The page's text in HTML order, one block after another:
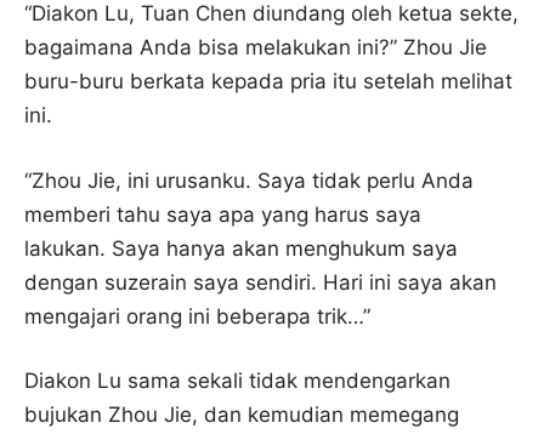
“Diakon Lu, Tuan Chen diundang oleh ketua sekte,
bagaimana Anda bisa melakukan ini?” Zhou Jie
buru-buru berkata kepada pria itu setelah melihat
ini.
“Zhou Jie, ini urusanku. Saya tidak perlu Anda
memberi tahu saya apa yang harus saya
lakukan. Saya hanya akan menghukum saya
dengan suzerain saya sendiri. Hari ini saya akan
mengajari orang ini beberapa trik…”
Diakon Lu sama sekali tidak mendengarkan
bujukan Zhou Jie, dan kemudian memegang